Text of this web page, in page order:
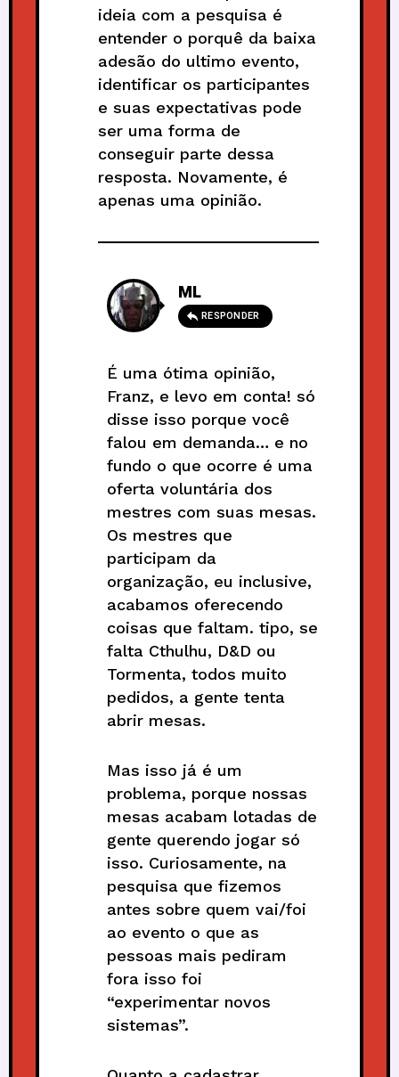
ideia com a pesquisa é
entender o porquê da baixa
adesão do ultimo evento,
identificar os participantes
e suas expectativas pode
ser uma forma de
conseguir parte dessa
resposta. Novamente, é
apenas uma opinião.
ML
RESPONDER
É uma ótima opinião,
Franz, e levo em conta! só
disse isso porque você
falou em demanda… e no
fundo o que ocorre é uma
oferta voluntária dos
mestres com suas mesas.
Os mestres que
participam da
organização, eu inclusive,
acabamos oferecendo
coisas que faltam. tipo, se
falta Cthulhu, D&D ou
Tormenta, todos muito
pedidos, a gente tenta
abrir mesas.
Mas isso já é um
problema, porque nossas
mesas acabam lotadas de
gente querendo jogar só
isso. Curiosamente, na
pesquisa que fizemos
antes sobre quem vai/foi
ao evento o que as
pessoas mais pediram
fora isso foi
“experimentar novos
sistemas”.